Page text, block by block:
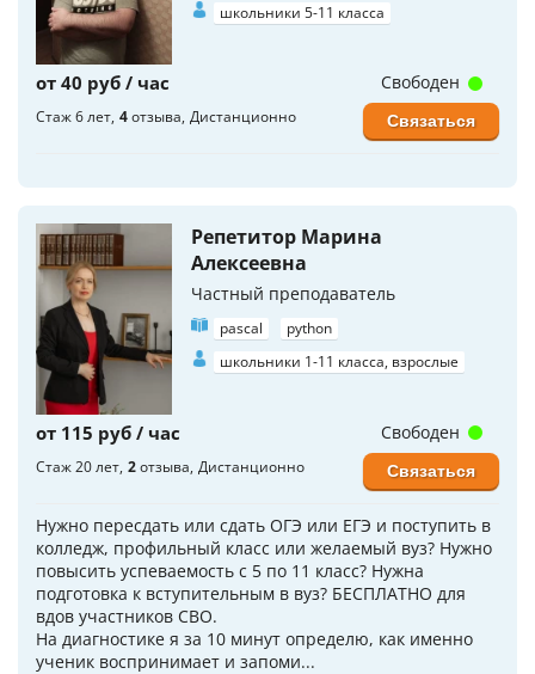
школьники 5-11 класса
от 40 руб / час
Стаж 6 лет 4отзыва Дистанционно
Свободен
Связаться
Репетитор Марина
Алексеевна
Частный преподаватель
pascal
python
школьники 1-11 класса, взрослые
от 115 руб / час
Стаж 20 лет 2отзыва Дистанционно
Нужно пересдать или сдать ОГЭ или ЕГЭ и поступить в
колледж, профильный класс или желаемый вуз? Нужно
повысить успеваемость с 5 по 11 класс? Нужна
подготовка к вступительным в вуз? БЕСПЛАТНО для
вдов участников СВО.
На диагностике я за 10 минут определю, как именно
ученик воспринимает и запоми...
Свободен
Связаться